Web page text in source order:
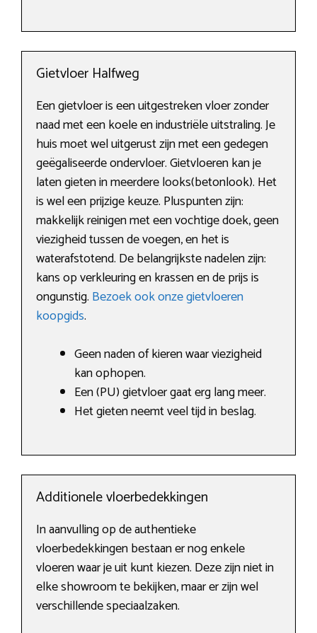
Gietvloer Halfweg
Een gietvloer is een uitgestreken vloer zonder
naad met een koele en industriële uitstraling. Je
huis moet wel uitgerust zijn met een gedegen
geëgaliseerde ondervloer. Gietvloeren kan je
laten gieten in meerdere looks(betonlook). Het
is wel een prijzige keuze. Pluspunten zijn:
makkelijk reinigen met een vochtige doek, geen
viezigheid tussen de voegen, en het is
waterafstotend. De belangrijkste nadelen zijn:
kans op verkleuring en krassen en de prijs is
ongunstig. Bezoek ook onze gietvloeren
koopgids.
Geen naden of kieren waar viezigheid
kan ophopen.
Een (PU) gietvloer gaat erg lang meer.
Het gieten neemt veel tijd in beslag.
Additionele vloerbedekkingen
In aanvulling op de authentieke
vloerbedekkingen bestaan er nog enkele
vloeren waar je uit kunt kiezen. Deze zijn niet in
elke showroom te bekijken, maar er zijn wel
verschillende speciaalzaken.